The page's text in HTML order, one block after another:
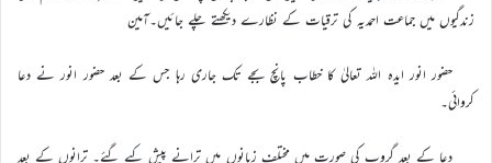
زندگیوں میں جماعت احمدیہ کی ترقیات کے نظارے دیکھتے چلے جائیں۔آمین
حضور انور ایدہ اللہ تعالیٰ کا خطاب پانچ بجے تک جاری رہا جس کے بعد حضور انور نے دعا
کروائی۔
دعا کے بعد گروپ کی صورت میں مختلف زبانوں میں ترانے پیش کیے گئے۔ ترانوں کے بعد